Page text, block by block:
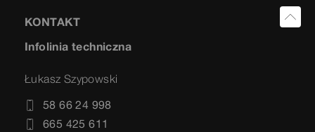
KONTAKT
Infolinia techniczna
Łukasz Szypowski
58 66 24 998
665 425 611